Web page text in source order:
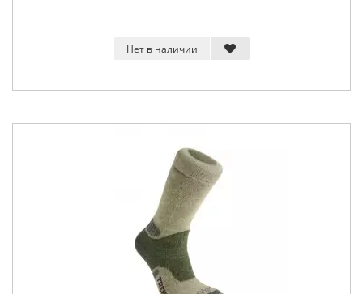
Нет в наличии